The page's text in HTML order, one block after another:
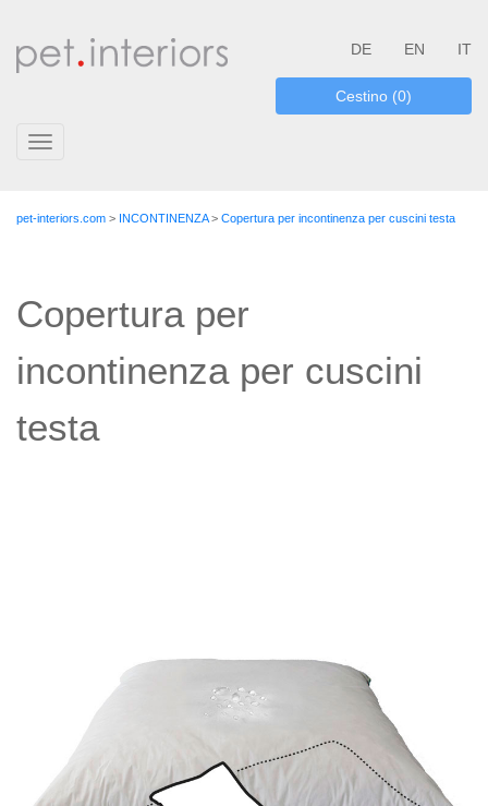
DE EN IT
Cestino (0)
Toggle
pet-interiors.com > INCONTINENZA> Copertura per incontinenza per cuscini testa
Copertura per
incontinenza per cuscini
testa